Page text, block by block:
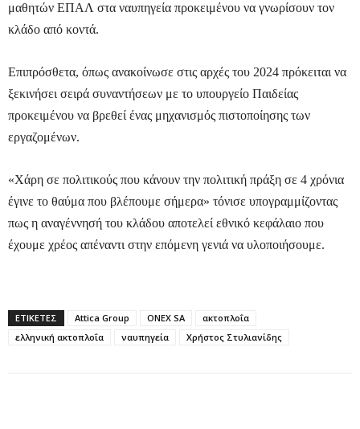
μαθητών ΕΠΑΛ στα ναυπηγεία προκειμένου να γνωρίσουν τον
κλάδο από κοντά.
Επιπρόσθετα, όπως ανακοίνωσε στις αρχές του 2024 πρόκειται να
ξεκινήσει σειρά συναντήσεων με το υπουργείο Παιδείας
προκειμένου να βρεθεί ένας μηχανισμός πιστοποίησης των
εργαζομένων.
«Χάρη σε πολιτικούς που κάνουν την πολιτική πράξη σε 4 χρόνια
έγινε το θαύμα που βλέπουμε σήμερα» τόνισε υπογραμμίζοντας
πως η αναγέννησή του κλάδου αποτελεί εθνικό κεφάλαιο που
έχουμε χρέος απέναντι στην επόμενη γενιά να υλοποιήσουμε.
ΕΤΙΚΕΤΕΣ Attica Group ONEX SA
ακτοπλοΐα
ελληνική ακτοπλοΐα
ναυπηγεία Χρήστος Στυλιανίδης